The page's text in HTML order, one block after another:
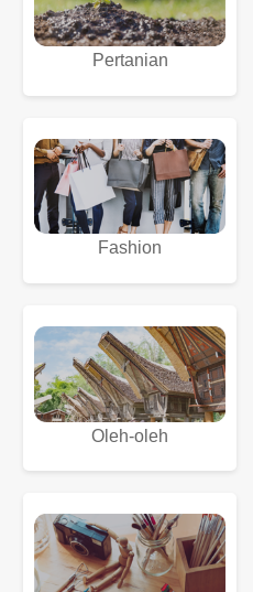
Pertanian
Fashion
Oleh-oleh